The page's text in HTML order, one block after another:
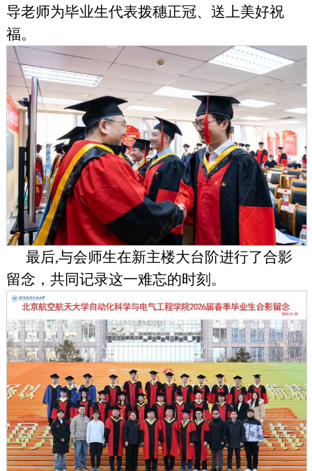
导老师为毕业生代表拨穗正冠、送上美好祝
福。
最后,与会师生在新主楼大台阶进行了合影
留念，共同记录这一难忘的时刻。